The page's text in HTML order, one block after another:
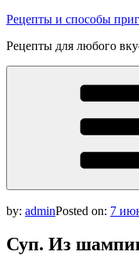
Skip
content
Рецепты и способы
Рецепты для любого
by: adminPosted on: 7
Суп. Из